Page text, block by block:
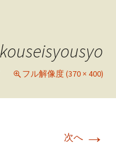
フル解像度 (370 × 400)
次へ →